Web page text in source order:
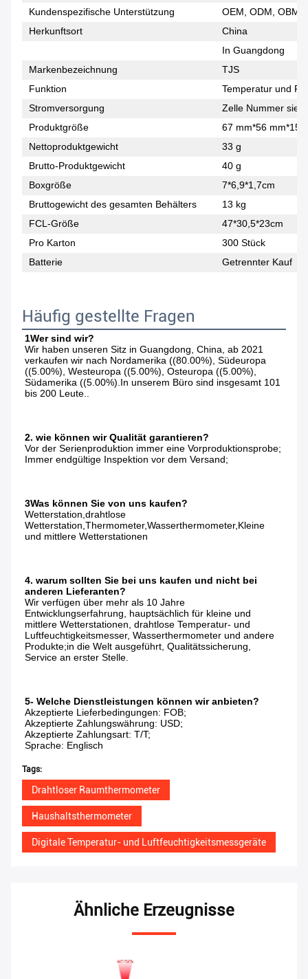
Kundenspezifische Unterstützung
OEM, ODM, OBM
Herkunftsort
China
In Guangdong
Markenbezeichnung
TJS
Funktion
Temperatur und
Stromversorgung
Zelle Nummer
Produktgröße
67 mm*56 mm*15
Nettoproduktgewicht
33 g
Brutto-Produktgewicht
40 g
Boxgröße
7*6,9*1,7cm
Bruttogewicht des gesamten Behälters
13 kg
FCL-Größe
47*30,5*23cm
Pro Karton
300 Stück
Batterie
Getrennter Kauf
Häufig gestellte Fragen
1Wer sind wir?
Wir haben unseren Sitz in Guangdong, China, ab 2021
verkaufen wir nach Nordamerika ((80.00%), Südeuropa
((5.00%), Westeuropa ((5.00%), Osteuropa ((5.00%),
Südamerika ((5.00%).In unserem Büro sind insgesamt 101
bis 200 Leute..
2. wie können wir Qualität garantieren?
Vor der Serienproduktion immer eine Vorproduktionsprobe;
Immer endgültige Inspektion vor dem Versand;
3Was können Sie von uns kaufen?
Wetterstation,drahtlose
Wetterstation,Thermometer,Wasserthermometer,Kleine
und mittlere Wetterstationen
4. warum sollten Sie bei uns kaufen und nicht bei
anderen Lieferanten?
Wir verfügen über mehr als 10 Jahre
Entwicklungserfahrung, hauptsächlich für kleine und
mittlere Wetterstationen, drahtlose Temperatur- und
Luftfeuchtigkeitsmesser, Wasserthermometer und andere
Produkte;in die Welt ausgeführt, Qualitätssicherung,
Service an erster Stelle.
5- Welche Dienstleistungen können wir anbieten?
Akzeptierte Lieferbedingungen: FOB;
Akzeptierte Zahlungswährung: USD;
Akzeptierte Zahlungsart: T/T;
Sprache: Englisch
Tags:
Drahtloser Raumthermometer
Haushaltsthermometer
Digitale Temperatur- und Luftfeuchtigkeitsmessgeräte
Ähnliche Erzeugnisse